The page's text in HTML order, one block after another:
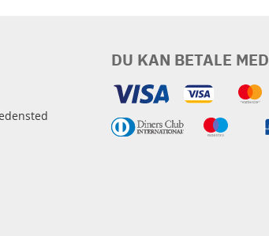
DU KAN BETALE MED